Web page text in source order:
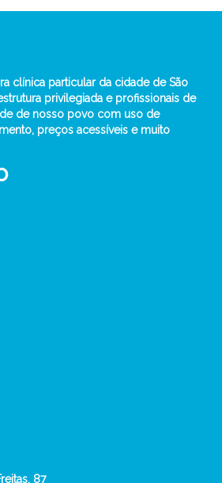
clínica particular da cidade de São
privilegiada e profissionais de
de nosso povo com uso de
preços acessíveis e muito
87